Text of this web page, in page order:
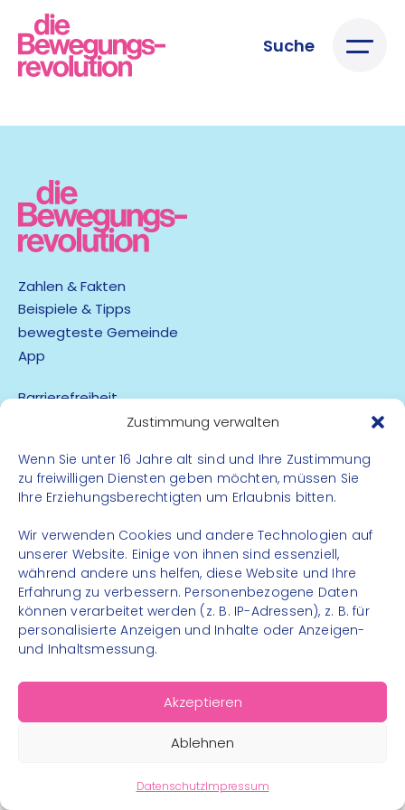
Zustimmung verwalten
Wenn Sie unter 16 Jahre alt sind und Ihre Zustimmung
zu freiwilligen Diensten geben möchten, müssen Sie
Ihre Erziehungsberechtigten um Erlaubnis bitten.
Wir verwenden Cookies und andere Technologien auf
unserer Website. Einige von ihnen sind essenziell,
während andere uns helfen, diese Website und Ihre
Erfahrung zu verbessern. Personenbezogene Daten
können verarbeitet werden (z. B. IP-Adressen), z. B. für
personalisierte Anzeigen und Inhalte oder Anzeigen-
und Inhaltsmessung.
Akzeptieren
Ablehnen
DatenschutzImpressum
Suche
Zahlen & Fakten
Beispiele & Tipps
bewegteste Gemeinde
App
Barrierefreiheit
Kontakt
Instagram
Facebook
© 2026 – Bewegungsland Steiermark gGmbH - Alle